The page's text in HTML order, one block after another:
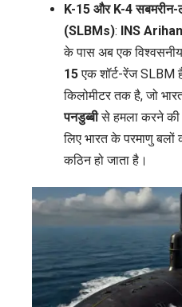
K-15 और K-4 सबमरीन-
(SLBMs): INS
के पास अब एक
15एक शॉर्ट-रेंज SLBM
किलोमीटर तक है, जो
पनडुब्बीसे हमला करने की
लिए भारत के परमाणु बलों
कठिन हो जाता है।